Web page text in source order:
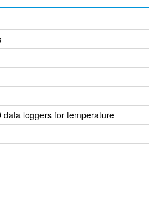
IT
data loggers for temperature